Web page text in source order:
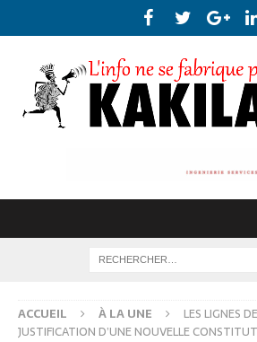
ACCUEIL À LA UNE
LES LIGNES
JUSTIFICATION D’UNE NOUVELLE